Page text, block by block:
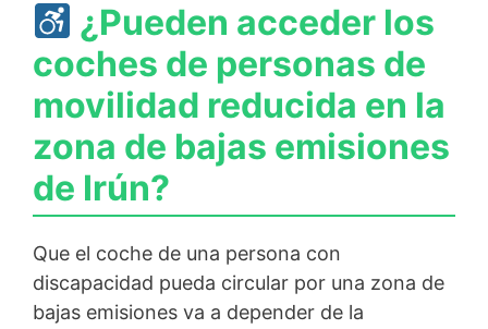
¿Pueden acceder los
coches de personas de
movilidad reducida en la
zona de bajas emisiones
de Irún?
Que el coche de una persona con
discapacidad pueda circular por una zona de
bajas emisiones va a depender de la